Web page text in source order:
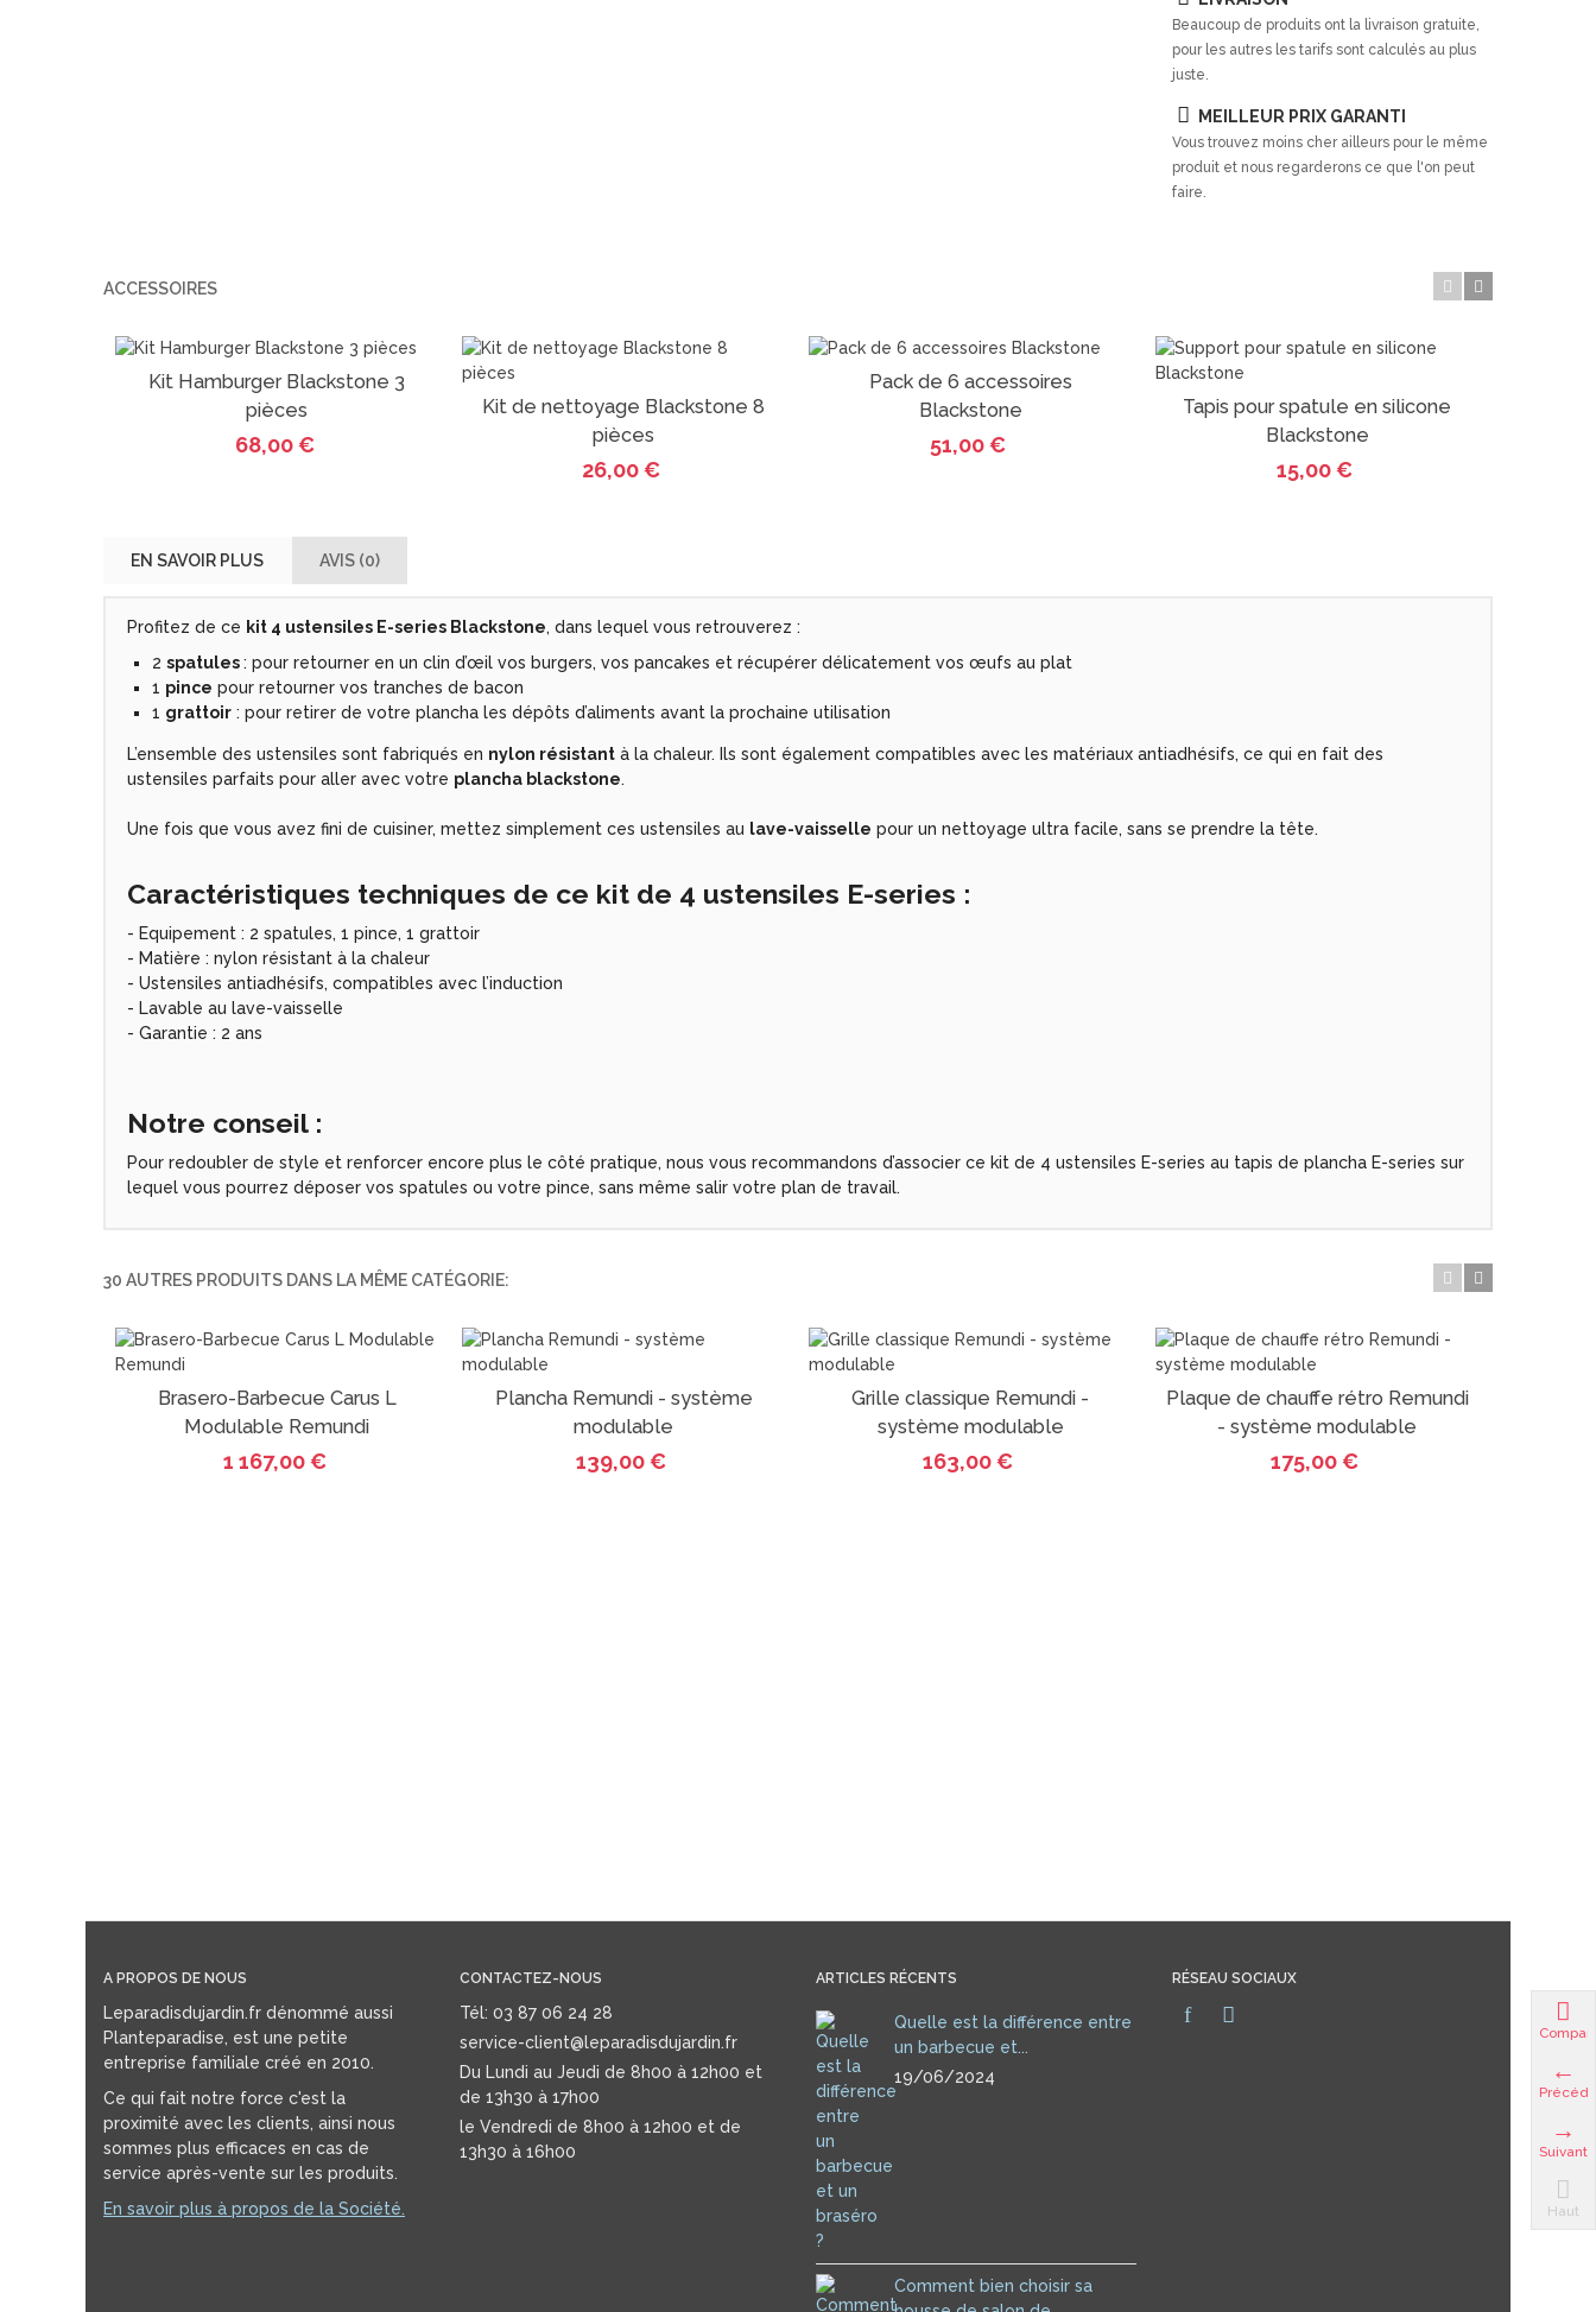
Beaucoup de produits ont la livraison gratuite,
pour les autres les tarifs sont calculés au plus
juste.
MEILLEUR PRIX GARANTI
Vous trouvez moins cher ailleurs pour le même
produit et nous regarderons ce que l'on peut
faire.
ACCESSOIRES
Vue
Kit Hamburger Blackstone 3
pièces
68,00 €
Vue
Kit de nettoyage Blackstone 8
pièces
26,00 €
Vue
Pack de 6 accessoires
Blackstone
51,00 €
Vue
Tapis pour spatule en silicone
Blackstone
15,00 €
EN SAVOIR PLUS AVIS (0)
Profitez de ce kit 4 ustensiles E-series Blackstone, dans lequel vous retrouverez :
2spatules: pour retourner en un clin d’œil vos burgers, vos pancakes et récupérer délicatement vos œufs au plat
1 pince pour retourner vos tranches de bacon
1 grattoir : pour retirer de votre plancha les dépôts d’aliments avant la prochaine utilisation
L’ensemble des ustensiles sont fabriqués en nylon résistant à la chaleur. Ils sont également compatibles avec les matériaux antiadhésifs, ce qui en fait des
ustensiles parfaits pour aller avec votre plancha blackstone.
Une fois que vous avez fini de cuisiner, mettez simplement ces ustensiles au lave-vaisselle pour un nettoyage ultra facile, sans se prendre la tête.
Caractéristiques techniques de ce kit de 4 ustensiles E-series :
- Equipement : 2 spatules, 1 pince, 1 grattoir
- Matière : nylon résistant à la chaleur
- Ustensiles antiadhésifs, compatibles avec l’induction
- Lavable au lave-vaisselle
- Garantie : 2 ans
Notre conseil :
Pour redoubler de style et renforcer encore plus le côté pratique, nous vous recommandons d’associer ce kit de 4 ustensiles E-series au tapis de plancha E-series sur
lequel vous pourrez déposer vos spatules ou votre pince, sans même salir votre plan de travail.
30 AUTRES PRODUITS DANS LA MÊME CATÉGORIE:
Ajout au panier
Brasero-Barbecue Carus L
Modulable Remundi
1 167,00 €
Ajout au panier
Plancha Remundi - système
modulable
139,00 €
Ajout au panier
Grille classique Remundi -
système modulable
163,00 €
Ajout au panier
Plaque de chauffe rétro Remundi
- système modulable
175,00 €
A PROPOS DE NOUS
Leparadisdujardin.fr dénommé aussi
Planteparadise, est une petite
entreprise familiale créé en 2010.
Ce qui fait notre force c'est la
proximité avec les clients, ainsi nous
sommes plus efficaces en cas de
service après-vente sur les produits.
En savoir plus à propos de la Société.
CONTACTEZ-NOUS
Tél: 03 87 06 24 28
service-client@leparadisdujardin.fr
Du Lundi au Jeudi de 8h00 à 12h00 et
de 13h30 à 17h00
le Vendredi de 8h00 à 12h00 et de
13h30 à 16h00
ARTICLES RÉCENTS
Quelle est la différence entre
un barbecue et...
19/06/2024
Comment bien choisir sa
RÉSEAU SOCIAUX
Suivant
Haut